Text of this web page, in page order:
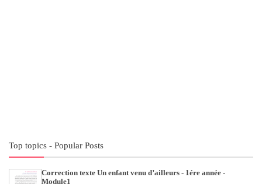
Top topics - Popular Posts
Correction texte Un enfant venu d’ailleurs - 1ére année -
Module1